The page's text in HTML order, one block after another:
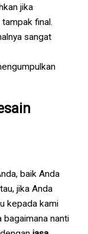
jika
final.
sangat
baik Anda
jika Anda
kepada kami
nanti